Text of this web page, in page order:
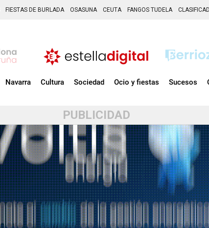
FIESTAS DE BURLADA OSASUNA CEUTA FANGOS TUDELA
Navarra Cultura Sociedad Ocio y fiestas Sucesos
PUBLICIDAD